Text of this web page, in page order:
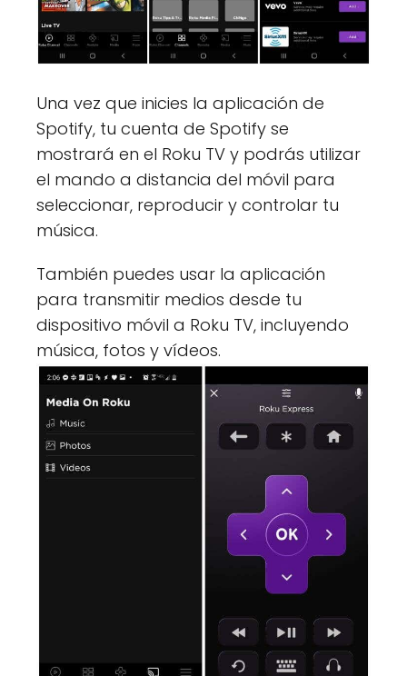
Una vez que inicies la aplicación de
Spotify, tu cuenta de Spotify se
mostrará en el Roku TV y podrás utilizar
el mando a distancia del móvil para
seleccionar, reproducir y controlar tu
música.
También puedes usar la aplicación
para transmitir medios desde tu
dispositivo móvil a Roku TV, incluyendo
música, fotos y vídeos.